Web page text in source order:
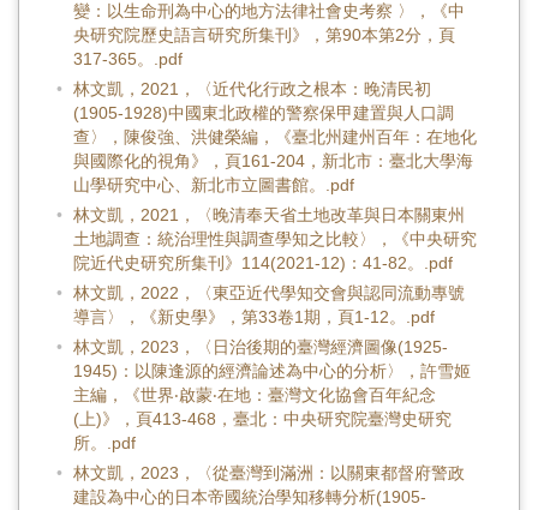
變：以生命刑為中心的地方法律社會史考察 〉，《中
央研究院歷史語言研究所集刊》，第90本第2分，頁
317-365。.pdf
林文凱，2021，〈近代化行政之根本：晚清民初
(1905-1928)中國東北政權的警察保甲建置與人口調
查〉，陳俊強、洪健榮編，《臺北州建州百年：在地化
與國際化的視角》，頁161-204，新北市：臺北大學海
山學研究中心、新北市立圖書館。.pdf
林文凱，2021，〈晚清奉天省土地改革與日本關東州
土地調查：統治理性與調查學知之比較〉，《中央研究
院近代史研究所集刊》114(2021-12)：41-82。.pdf
林文凱，2022，〈東亞近代學知交會與認同流動專號
導言〉，《新史學》，第33卷1期，頁1-12。.pdf
林文凱，2023，〈日治後期的臺灣經濟圖像(1925-
1945)：以陳逢源的經濟論述為中心的分析〉，許雪姬
主編，《世界‧啟蒙‧在地：臺灣文化協會百年紀念
(上)》，頁413-468，臺北：中央研究院臺灣史研究
所。.pdf
林文凱，2023，〈從臺灣到滿洲：以關東都督府警政
建設為中心的日本帝國統治學知移轉分析(1905-